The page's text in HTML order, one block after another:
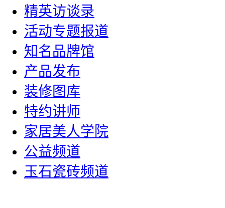
精英访谈录
活动专题报道
知名品牌馆
产品发布
装修图库
特约讲师
家居美人学院
公益频道
玉石瓷砖频道